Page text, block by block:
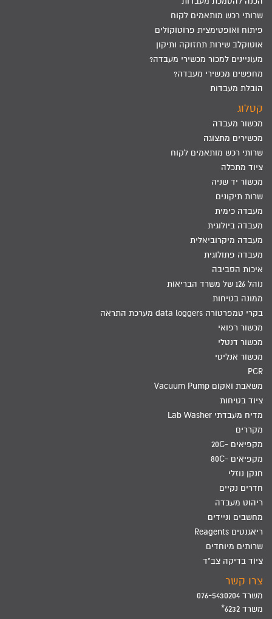
שרותי רכש מותאמים לקוח
פיתוח ואופטימצית פרוטוקולים
אוטוקלב שירות תחזוקה ותיקון
מעוניינים למכור מכשירי מעבדה?
מחפשים מכשירי מעבדה?
הובלת מעבדות
קטלוג
מכשור מעבדה
מכשירים מתצוגה
שרותי רכש מותאמים לקוח
ציוד מתכלה
מכשור יד שניה
שרות תיקונים
מעבדה כימית
מעבדה ביולוגית
מעבדה מיקרוביאלית
מעבדה פתולוגית
איכות הסביבה
נוהל 126 של משרד הבריאות
ממונה בטיחות
בקרי טמפרטורה data loggers מערכת התראה
מכשור רפואי
מכשור דנטלי
מכשור אנליטי
PCR
משאבת ואקום Vacuum Pump
ציוד בטיחות
מדיח מעבדתי Lab Washer
מקררים
מקפיאים -20C
מקפיאים -80C
חנקן נוזלי
חדרים נקיים
ריהוט מעבדה
מחשבים וניידים
ריאגנטים Reagents
שרותים מיוחדים
ציוד בדיקה צב"ד
צרו קשר
משרד 076-5430204
משרד 6232*